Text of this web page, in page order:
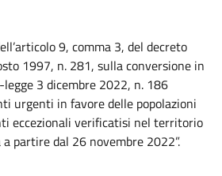
9, comma 3, del decreto
1997, n. 281, sulla conversione in
3 dicembre 2022, n. 186
urgenti in favore delle popolazioni
eccezionali verificatisi nel territorio
a partire dal 26 novembre 2022”.